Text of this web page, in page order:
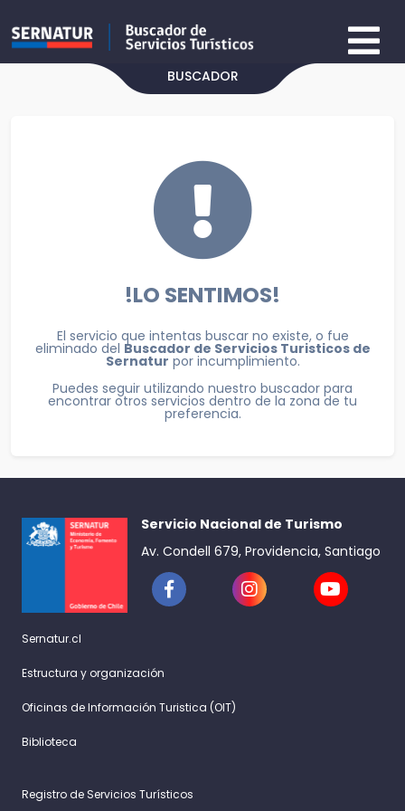
BUSCADOR
!LO SENTIMOS!
El servicio que intentas buscar no existe, o fue
eliminado del Buscador de Servicios Turisticos de
Sernatur por incumplimiento.
Puedes seguir utilizando nuestro buscador para
encontrar otros servicios dentro de la zona de tu
preferencia.
Servicio Nacional de Turismo
Av. Condell 679, Providencia, Santiago
Sernatur.cl
Estructura y organización
Oficinas de Información Turistica (OIT)
Biblioteca
Registro de Servicios Turísticos